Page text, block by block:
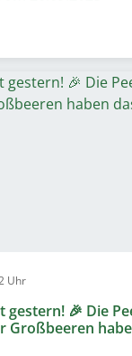
Uhr
🎉 Die
Großbeeren